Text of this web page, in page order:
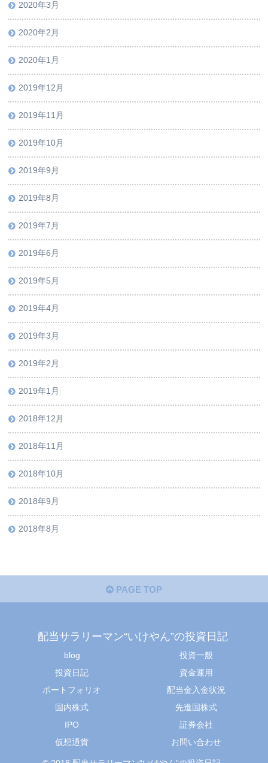
2020年3月
2020年2月
2020年1月
2019年12月
2019年11月
2019年10月
2019年9月
2019年8月
2019年7月
2019年6月
2019年5月
2019年4月
2019年3月
2019年2月
2019年1月
2018年12月
2018年11月
2018年10月
2018年9月
2018年8月
PAGE TOP
配当サラリーマン“いけやん”の投資日記 ​
blog
投資一般
投資日記
資金運用
ポートフォリオ
配当金入金状況
国内株式
先進国株式
IPO
証券会社
仮想通貨
お問い合わせ